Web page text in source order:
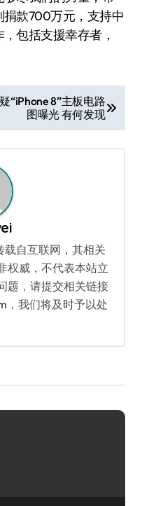
款700万元，支持中
包括支援幸存者，
疑“iPhone 8”主板电路
图曝光 有何发现
载自互联网，其相关
权威，不代表本站立
题，请提交相关链接
，我们将及时予以处